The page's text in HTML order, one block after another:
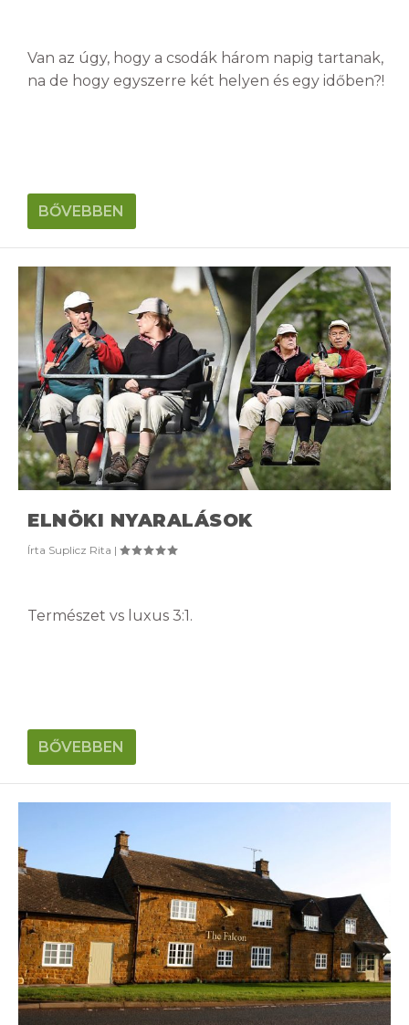
Van az úgy, hogy a csodák három napig tartanak,
na de hogy egyszerre két helyen és egy időben?!
BŐVEBBEN
ELNÖKI NYARALÁSOK
Írta Suplicz Rita |
Természet vs luxus 3:1.
BŐVEBBEN